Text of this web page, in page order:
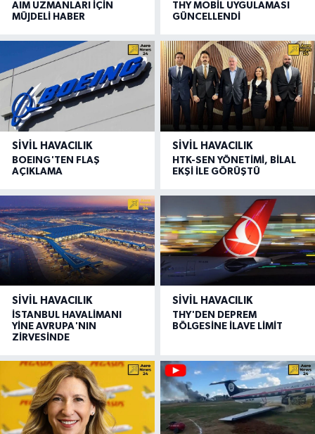
AIM UZMANLARI İÇİN
MÜJDELİ HABER
THY MOBİL UYGULAMASI
GÜNCELLENDİ
SIVIL HAVACILIK
BOEING'TEN FLAŞ
AÇIKLAMA
SIVIL HAVACILIK
HTK-SEN YÖNETİMİ, BİLAL
EKŞİ İLE GÖRÜŞTÜ
SIVIL HAVACILIK
İSTANBUL HAVALİMANI
YİNE AVRUPA'NIN
ZİRVESİNDE
SIVIL HAVACILIK
THY'DEN DEPREM
BÖLGESİNE İLAVE LİMİT